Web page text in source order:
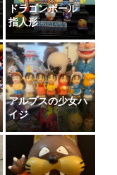
ドラゴンボール
指人形
アルプスの少女ハ
イジ